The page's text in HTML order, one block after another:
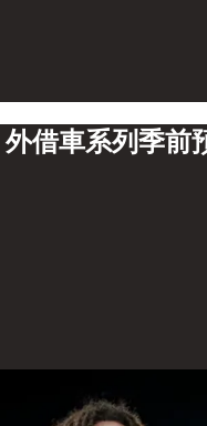
借車系列季前